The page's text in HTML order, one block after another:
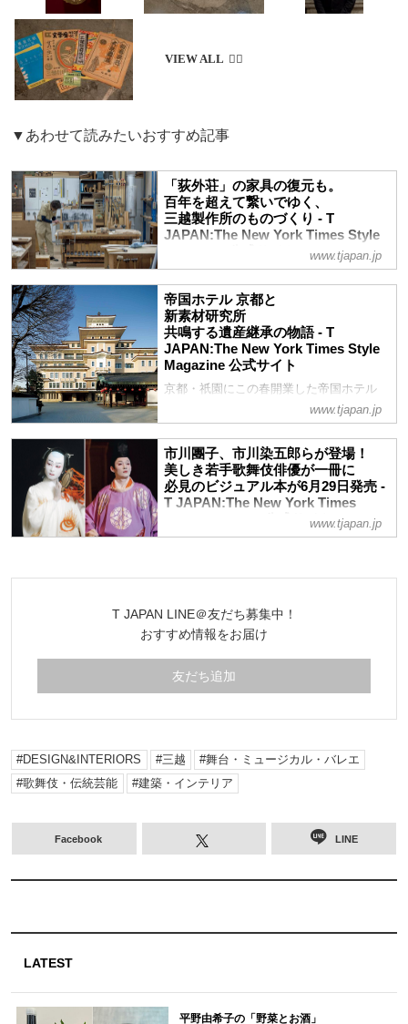
▼あわせて読みたいおすすめ記事
「荻外荘」の家具の復元も。
百年を超えて繋いでゆく、
三越製作所のものづくり - T
JAPAN:The New York Times Style
家具の復元を担ったのは、なんと三越の家
具工場だという。1673年に創業した越後
屋をルーツに持つ三越には、まだ知られて
いない歴史が眠っている。東京23区内の
広々とした作業場で、特注の木製家具を製
造する彼らを訪ねた。
www.tjapan.jp
帝国ホテル 京都と
新素材研究所
共鳴する遺産継承の物語 - T
JAPAN:The New York Times Style
Magazine 公式サイト
京都・祇園にこの春開業した帝国ホテル
京都。内装デザインを手がけた新素材研究
所の榊田倫之に話を聞きながら、歴史的建
造物の再生と記憶を引き継ぐ意義を読み解
く
www.tjapan.jp
市川團子、市川染五郎らが登場！
美しき若手歌舞伎俳優が一冊に
必見のビジュアル本が6月29日発売 -
T JAPAN:The New York Times
Style Magazine 公式サイト
冊、『KABUKI HOPE 今、この瞬間の歌
その見どころとは？
www.tjapan.jp
T JAPAN LINE＠友だち募集中！
おすすめ情報をお届け
友だち追加
DESIGN&INTERIORS 三越
舞台・ミュージカル・バレエ
歌舞伎・伝統芸能
建築・インテリア
Facebook LINE
LATEST
平野由希子の「野菜とお酒」